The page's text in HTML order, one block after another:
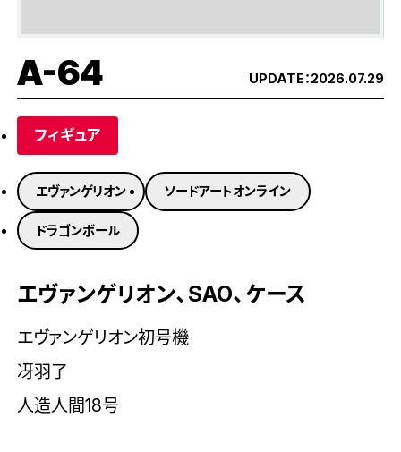
A-64 UPDATE：2026.07.29
フィギュア
エヴァンゲリオン ソードアートオンライン
ドラゴンボール
エヴァンゲリオン、SAO、ケース
エヴァンゲリオン初号機
冴羽了
人造人間18号